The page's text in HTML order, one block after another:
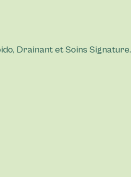
Drainant et Soins Signature.